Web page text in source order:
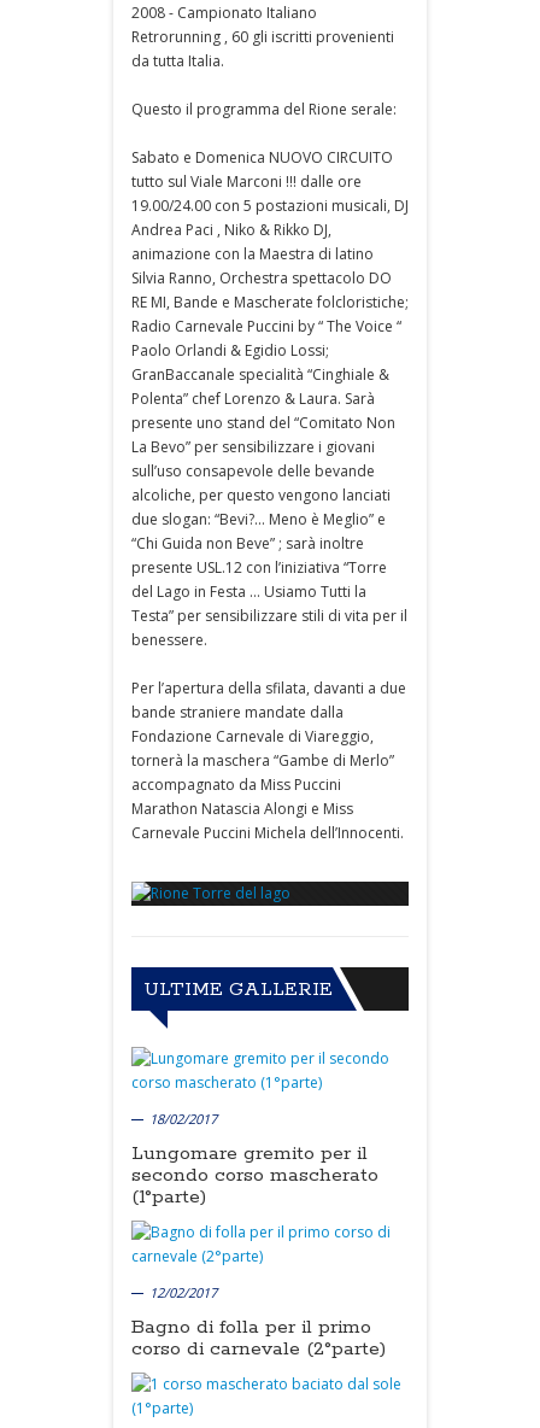
2008 - Campionato Italiano
Retrorunning , 60 gli iscritti provenienti
da tutta Italia.
Questo il programma del Rione serale:
Sabato e Domenica NUOVO CIRCUITO
tutto sul Viale Marconi !!! dalle ore
19.00/24.00 con 5 postazioni musicali, DJ
Andrea Paci , Niko & Rikko DJ,
animazione con la Maestra di latino
Silvia Ranno, Orchestra spettacolo DO
RE MI, Bande e Mascherate folcloristiche;
Radio Carnevale Puccini by “ The Voice “
Paolo Orlandi & Egidio Lossi;
GranBaccanale specialità “Cinghiale &
Polenta” chef Lorenzo & Laura. Sarà
presente uno stand del “Comitato Non
La Bevo” per sensibilizzare i giovani
sull’uso consapevole delle bevande
alcoliche, per questo vengono lanciati
due slogan: “Bevi?... Meno è Meglio” e
“Chi Guida non Beve” ; sarà inoltre
presente USL.12 con l’iniziativa “Torre
del Lago in Festa … Usiamo Tutti la
Testa” per sensibilizzare stili di vita per il
benessere.
Per l’apertura della sfilata, davanti a due
bande straniere mandate dalla
Fondazione Carnevale di Viareggio,
tornerà la maschera “Gambe di Merlo”
accompagnato da Miss Puccini
Marathon Natascia Alongi e Miss
Carnevale Puccini Michela dell’Innocenti.
ULTIME GALLERIE
18/02/2017
Lungomare gremito per il
secondo corso mascherato
(1°parte)
12/02/2017
Bagno di folla per il primo
corso di carnevale (2°parte)